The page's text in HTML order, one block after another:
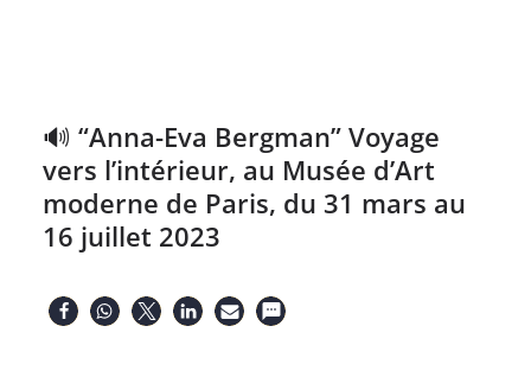
🔊 “Anna-Eva Bergman” Voyage
vers l’intérieur, au Musée d’Art
moderne de Paris, du 31 mars au
16 juillet 2023